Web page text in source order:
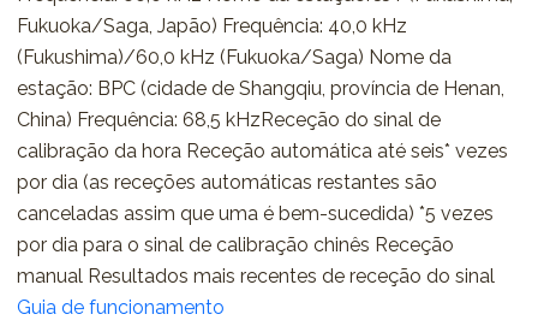
Fukuoka/Saga, Japão) Frequência: 40,0 kHz
(Fukushima)/60,0 kHz (Fukuoka/Saga) Nome da
estação: BPC (cidade de Shangqiu, província de Henan,
China) Frequência: 68,5 kHzReceção do sinal de
calibração da hora Receção automática até seis* vezes
por dia (as receções automáticas restantes são
canceladas assim que uma é bem-sucedida) *5 vezes
por dia para o sinal de calibração chinês Receção
manual Resultados mais recentes de receção do sinal
Guia de funcionamento